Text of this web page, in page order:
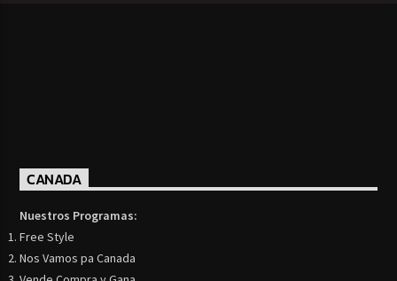
CANADA
Nuestros Programas:
Free Style
Nos Vamos pa Canada